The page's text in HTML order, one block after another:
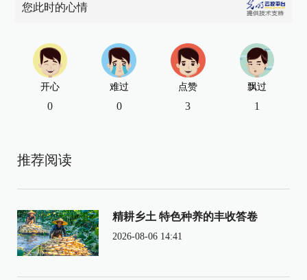
您此时的心情
开心
0
难过
0
点赞
3
飘过
1
推荐阅读
精耕乡土 特色种养的丰收答卷
2026-08-06 14:41